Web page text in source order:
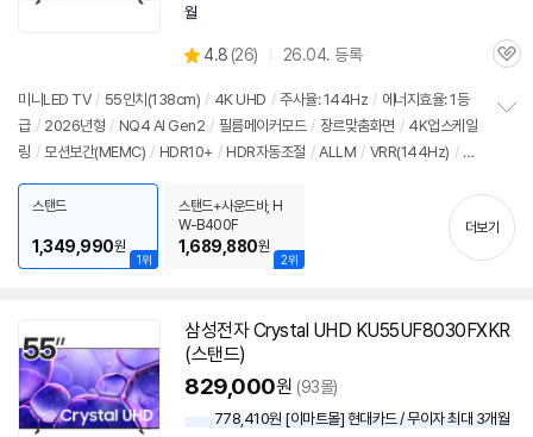
월
별
점
4.8 (상
리
뷰
26) 26.04. 등록
관
미니LED TV / 55인치 (138cm) / 4K UHD / 주사율: 144Hz / 에너지효율: 1등
급 / 2026년형 / NQ4 AI Gen2 / 필름메이커모드 / 장르맞춤화면 / 4K업스케일
링 / 모션보간(MEMC) / HDR10+ / HDR자동조절 / ALLM / VRR(144Hz) / H
DMI(전체): 3개
출시가: 1,640,000원
기
1위
스탠드
1,349,990원
2위
스탠드+사운드바, H
W-B400F
1,689,880원
더보기
삼성전자 Crystal UHD KU55UF8030FXKR
(스탠드)
829,000원 (93몰)
778,410원 [이마트몰] 현대카드 / 무이자 최대 3개월